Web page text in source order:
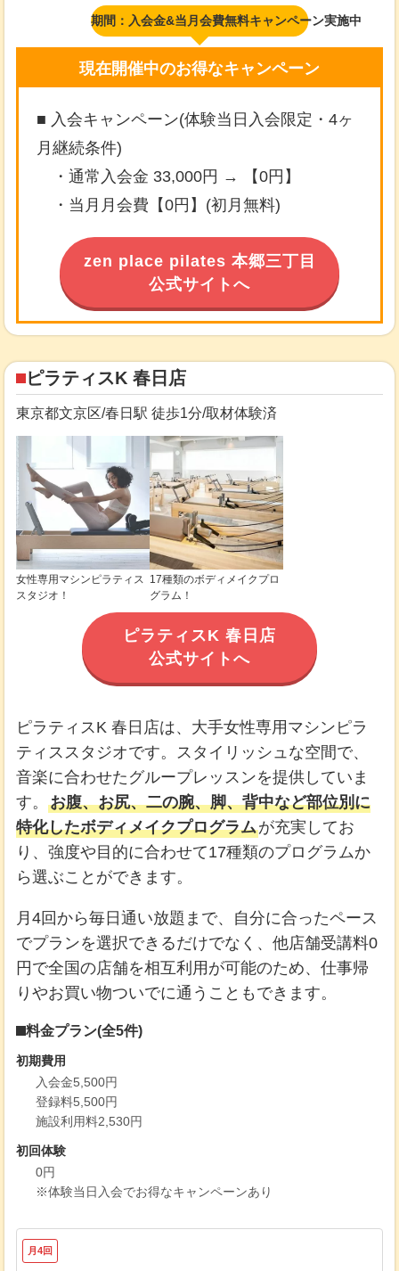
期間：入会金&当月会費無料キャンペーン実施中
現在開催中のお得なキャンペーン
■ 入会キャンペーン(体験当日入会限定・4ヶ
月継続条件)
・通常入会金 33,000円 → 【0円】
・当月月会費【0円】(初月無料)
zen place pilates 本郷三丁目
公式サイトへ
ピラティスK 春日店
東京都文京区/春日駅 徒歩1分/取材体験済
女性専用マシンピラティス
スタジオ！
17種類のボディメイクプロ
グラム！
ピラティスK 春日店
公式サイトへ
ピラティスK 春日店は、大手女性専用マシンピラ
ティススタジオです。スタイリッシュな空間で、
音楽に合わせたグループレッスンを提供していま
す。 お腹、お尻、二の腕、脚、背中など部位別に
特化したボディメイクプログラムが充実してお
り、強度や目的に合わせて17種類のプログラムか
ら選ぶことができます。
月4回から毎日通い放題まで、自分に合ったペース
でプランを選択できるだけでなく、他店舗受講料0
円で全国の店舗を相互利用が可能のため、仕事帰
りやお買い物ついでに通うこともできます。
料金プラン(全5件)
初期費用
入会金5,500円
登録料5,500円
施設利用料2,530円
初回体験
0円
※体験当日入会でお得なキャンペーンあり
月4回